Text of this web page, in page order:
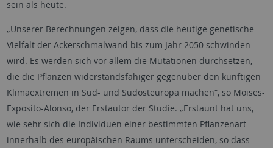
sein als heute.
„Unserer Berechnungen zeigen, dass die heutige genetische
Vielfalt der Ackerschmalwand bis zum Jahr 2050 schwinden
wird. Es werden sich vor allem die Mutationen durchsetzen,
die die Pflanzen widerstandsfähiger gegenüber den künftigen
Klimaextremen in Süd- und Südosteuropa machen“, so Moises-
Exposito-Alonso, der Erstautor der Studie. „Erstaunt hat uns,
wie sehr sich die Individuen einer bestimmten Pflanzenart
innerhalb des europäischen Raums unterscheiden, so dass